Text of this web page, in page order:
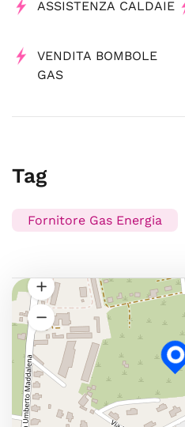
ASSISTENZA CALDAIE
VENDITA BOMBOLE
GAS
Tag
Fornitore Gas Energia